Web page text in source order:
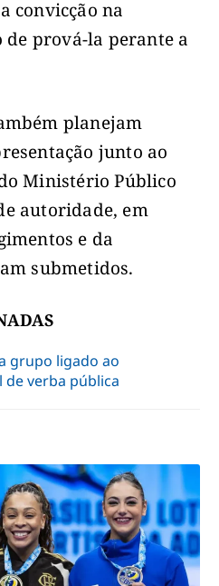
convicção na
de prová-la perante a
planejam
junto ao
Ministério Público
autoridade, em
e da
submetidos.
grupo ligado ao
de verba pública